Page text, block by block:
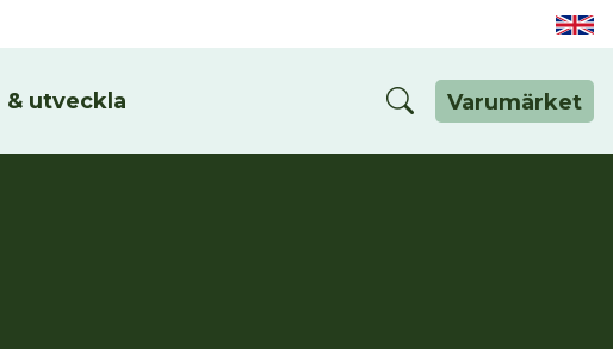
& utveckla Varumärket